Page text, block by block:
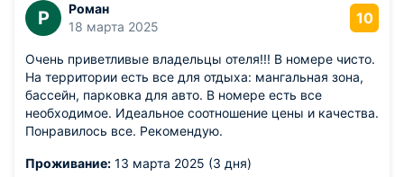
Р
Роман
18 марта 2025
10
Очень приветливые владельцы отеля!!! В номере чисто.
На территории есть все для отдыха: мангальная зона,
бассейн, парковка для авто. В номере есть все
необходимое. Идеальное соотношение цены и качества.
Понравилось все. Рекомендую.
Проживание: 13 марта 2025 (3 дня)